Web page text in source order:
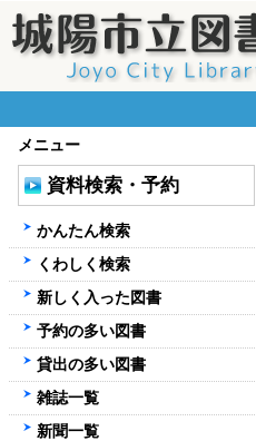
メニュー
資料検索・予約
かんたん検索
くわしく検索
新しく入った図書
予約の多い図書
貸出の多い図書
雑誌一覧
新聞一覧